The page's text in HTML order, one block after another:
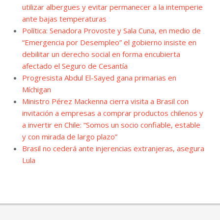
utilizar albergues y evitar permanecer a la intemperie
ante bajas temperaturas
Política: Senadora Provoste y Sala Cuna, en medio de
“Emergencia por Desempleo” el gobierno insiste en
debilitar un derecho social en forma encubierta
afectado el Seguro de Cesantía
Progresista Abdul El-Sayed gana primarias en
Míchigan
Ministro Pérez Mackenna cierra visita a Brasil con
invitación a empresas a comprar productos chilenos y
a invertir en Chile: “Somos un socio confiable, estable
y con mirada de largo plazo”
Brasil no cederá ante injerencias extranjeras, asegura
Lula